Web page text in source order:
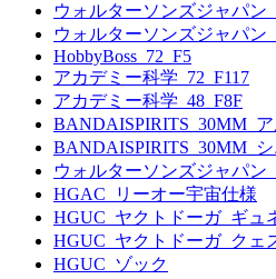
ウォルターソンズジャパン
ウォルターソンズジャパン
HobbyBoss_72_F5
アカデミー科学_72_F117
アカデミー科学_48_F8F
BANDAISPIRITS_30MM_
BANDAISPIRITS_30MM_
ウォルターソンズジャパン
HGAC_リーオー宇宙仕様
HGUC_ヤクトドーガ_ギュ
HGUC_ヤクトドーガ_クェ
HGUC_ゾック